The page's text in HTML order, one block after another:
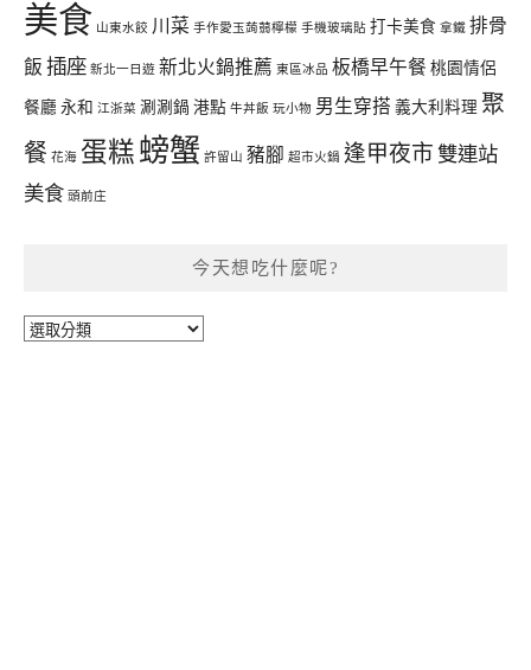
美食 山東水餃 川菜 手作愛玉蒟蒻檸檬 手機玻璃貼 打卡美食 拿鐵 排骨
飯 插座 新北一日遊 新北火鍋推薦 東區冰品 板橋早午餐 桃園情侶
餐廳 永和 江浙菜 涮涮鍋 港點 牛丼飯 玩小物 男生穿搭 義大利料理 聚
餐 花海 蛋糕 螃蟹 許留山 豬腳 超市火鍋 逢甲夜市 雙連站
美食 頭前庄
今天想吃什麼呢?
今